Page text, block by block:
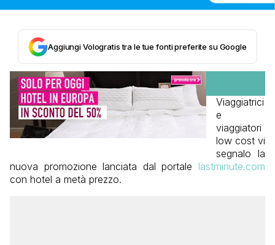
Aggiungi Vologratis tra le tue fonti preferite su Google
Viaggiatrici
e
viaggiatori
low cost vi
segnalo la
nuova promozione lanciata dal portale lastminute.com
con hotel a metà prezzo.